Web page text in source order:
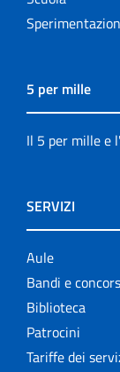
5 per mille
Il 5 per mille e
SERVIZI
Aule
Bandi e
Biblioteca
Patrocini
Tariffe dei